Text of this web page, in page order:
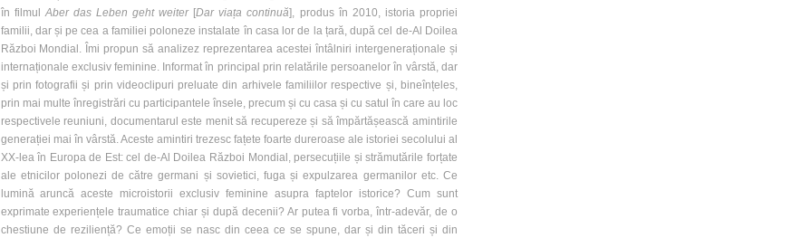
în filmulAber das Leben geht weiter[Dar viața continuă], produs în 2010, istoria propriei
familii, dar și pe cea a familiei poloneze instalate în casa lor de la țară, după cel de-Al Doilea
Război Mondial. Îmi propun să analizez reprezentarea acestei întâlniri intergeneraționale și
internaționale exclusiv feminine. Informat în principal prin relatările persoanelor în vârstă, dar
și prin fotografii și prin videoclipuri preluate din arhivele familiilor respective și, bineînțeles,
prin mai multe înregistrări cu participantele însele, precum și cu casa și cu satul în care au loc
respectivele reuniuni, documentarul este menit să recupereze și să împărtășească amintirile
generației mai în vârstă. Aceste amintiri trezesc fațete foarte dureroase ale istoriei secolului al
XX-lea în Europa de Est: cel de-Al Doilea Război Mondial, persecuțiile și strămutările forțate
ale etnicilor polonezi de către germani și sovietici, fuga și expulzarea germanilor etc. Ce
lumină aruncă aceste microistorii exclusiv feminine asupra faptelor istorice? Cum sunt
exprimate experiențele traumatice chiar și după decenii? Ar putea fi vorba, într-adevăr, de o
chestiune de reziliență? Ce emoții se nasc din ceea ce se spune, dar și din tăceri și din